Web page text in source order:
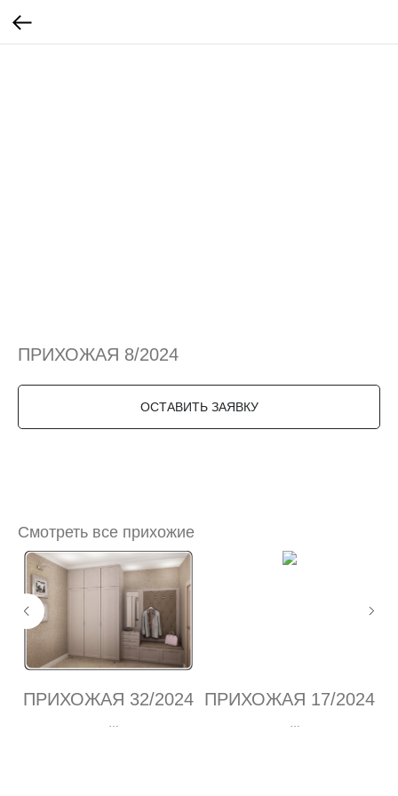
ПРИХОЖАЯ 8/2024
ОСТАВИТЬ ЗАЯВКУ
Смотреть все прихожие
ПРИХОЖАЯ 32/2024 ПРИХОЖАЯ 17/2024